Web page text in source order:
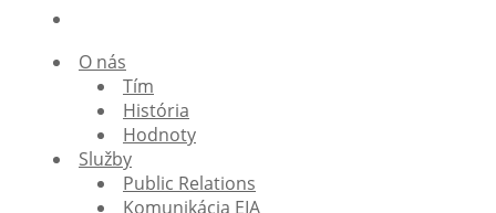
O nás
Tím
História
Hodnoty
Služby
Public Relations
Komunikácia EIA